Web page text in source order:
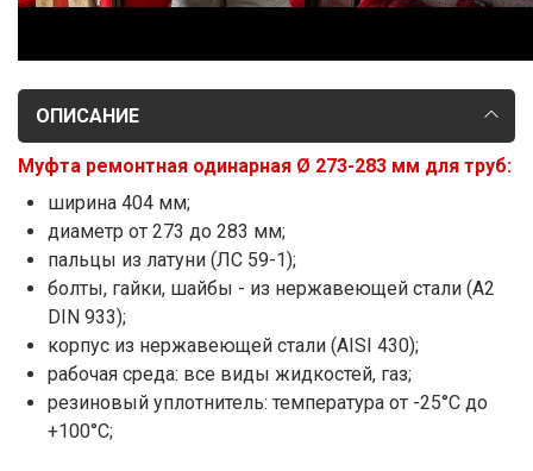
ОПИСАНИЕ
Муфта ремонтная одинарная Ø 273-283 мм для труб:
ширина 404 мм;
диаметр от 273 до 283 мм;
пальцы из латуни (ЛС 59-1);
болты, гайки, шайбы - из нержавеющей стали (A2
DIN 933);
корпус из нержавеющей стали (AISI 430);
рабочая среда: все виды жидкостей, газ;
резиновый уплотнитель: температура от -25°С до
+100°С;